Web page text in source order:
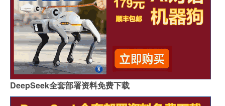
DeepSeek全套部署资料免费下载